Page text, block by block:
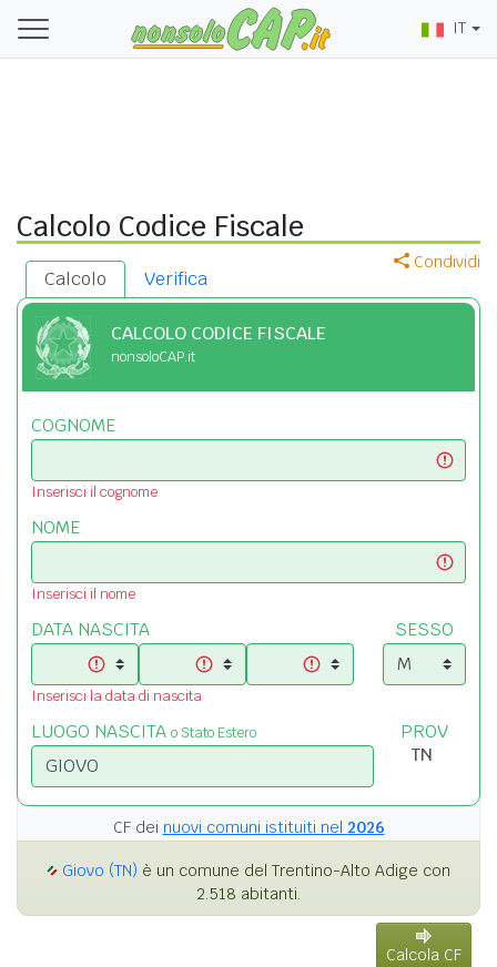
IT
Calcolo Codice Fiscale
Condividi
Calcolo Verifica
CALCOLO CODICE FISCALE
nonsoloCAP.it
COGNOME
Inserisci il cognome
NOME
Inserisci il nome
DATA NASCITA
Inserisci la data di nascita
SESSO
LUOGO NASCITA o Stato Estero PROV
CF dei nuovi comuni istituiti nel 2026
Giovo (TN) è un comune del Trentino-Alto Adige con
2.518 abitanti.
Calcola CF